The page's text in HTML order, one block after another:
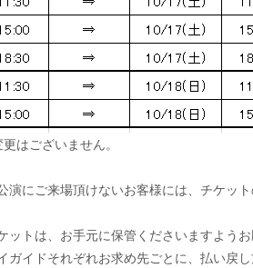
はございません。
演にご来場頂けないお客様には、チケッ
ットは、お手元に保管くださいますようお
ガイドそれぞれお求め先ごとに、払い戻し